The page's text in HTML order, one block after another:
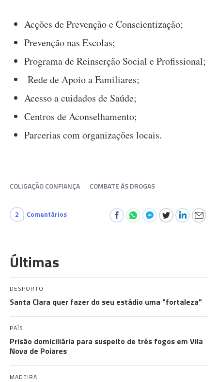
Acções de Prevenção e Conscientização;
Prevenção nas Escolas;
Programa de Reinserção Social e Profissional;
Rede de Apoio a Familiares;
Acesso a cuidados de Saúde;
Centros de Aconselhamento;
Parcerias com organizações locais.
COLIGAÇÃO CONFIANÇA COMBATE ÀS DROGAS
2 Comentários
Últimas
DESPORTO
Santa Clara quer fazer do seu estádio uma "fortaleza"
PAÍS
Prisão domiciliária para suspeito de três fogos em Vila
Nova de Poiares
MADEIRA